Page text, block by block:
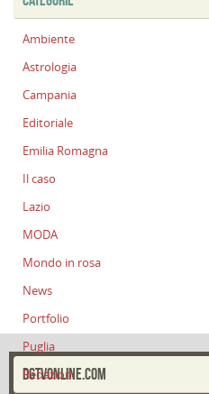
Ambiente
Astrologia
Campania
Editoriale
Emilia Romagna
Il caso
Lazio
MODA
Mondo in rosa
News
Portfolio
Puglia
Redazioni
DGTVONLINE.COM